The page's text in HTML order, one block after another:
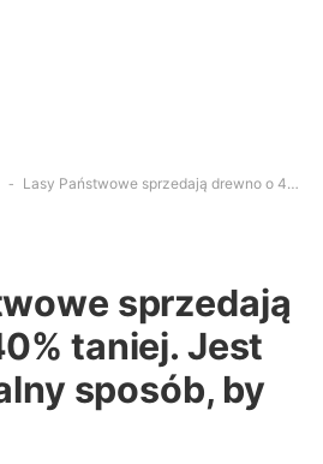
- Lasy Państwowe sprzedają drewno o 40% taniej. Jest jeden oficjalny sposób, by je zdobyć
sprzedają
taniej. Jest
sposób, by